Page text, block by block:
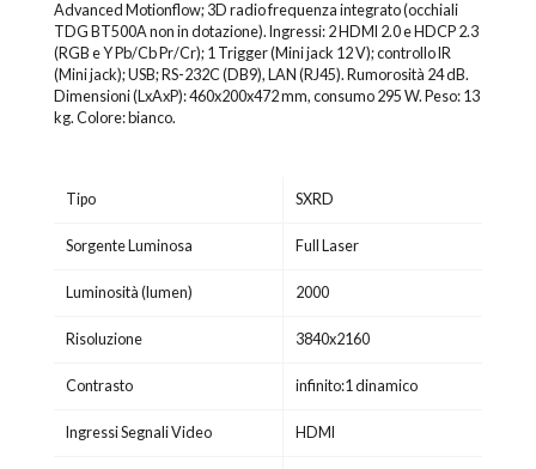
Advanced Motionflow; 3D radio frequenza integrato (occhiali
TDG BT500A non in dotazione). Ingressi: 2 HDMI 2.0 e HDCP 2.3
(RGB e Y Pb/Cb Pr/Cr); 1 Trigger (Mini jack 12 V); controllo IR
(Mini jack); USB; RS-232C (DB9), LAN (RJ45). Rumorosità 24 dB.
Dimensioni (LxAxP): 460x200x472 mm, consumo 295 W. Peso: 13
kg. Colore: bianco.
Tipo SXRD
Sorgente Luminosa Full Laser
Luminosità (lumen) 2000
Risoluzione 3840x2160
Contrasto infinito:1 dinamico
Ingressi Segnali Video HDMI